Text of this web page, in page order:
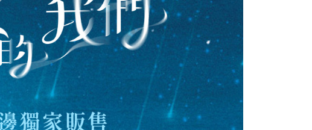
もとに計算されます。AFTEEで注文すると、商品を受け取るまで支払い
期限を延長できますが、商品を期限内に受け取れない場合があります
（例：予約商品や商品到着日が比較的遅い商品）。そのため、商品到着
の有無に関わらず、AFTEEで指定された期限内にお支払いください。
二、支払い限度額
1.初回 AFTEEを ご利用の際に、認証結果及び当社の審査の結果に基づ
き、限度額が設定されます。
2.決済金額は最低NT$20です。
3.現在、台湾の会員のみご利用いただけます。
三、利用規約「AFTEE代金後払い」（以下当サービスという）はネット
配送毎にNT$60、NT$1,500以上で送料無料
付款後7-11取貨
配送毎にNT$60、NT$1,500以上で送料無料
宅配
配送毎にNT$60、NT$1,500以上で送料無料
付款後門市自取
送料無料